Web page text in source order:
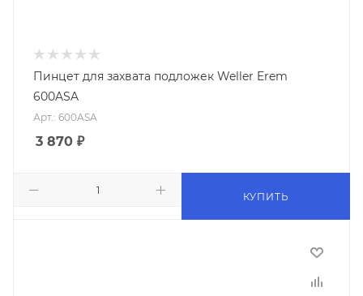
Пинцет для захвата подложек Weller Erem
600ASA
Арт.: 600ASA
3 870 ₽
КУПИТЬ